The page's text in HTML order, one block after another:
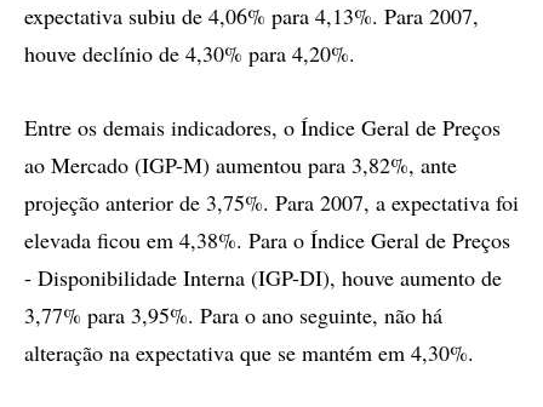
expectativa subiu de 4,06% para 4,13%. Para 2007,
houve declínio de 4,30% para 4,20%.
Entre os demais indicadores, o Índice Geral de Preços
ao Mercado (IGP-M) aumentou para 3,82%, ante
projeção anterior de 3,75%. Para 2007, a expectativa foi
elevada ficou em 4,38%. Para o Índice Geral de Preços
- Disponibilidade Interna (IGP-DI), houve aumento de
3,77% para 3,95%. Para o ano seguinte, não há
alteração na expectativa que se mantém em 4,30%.